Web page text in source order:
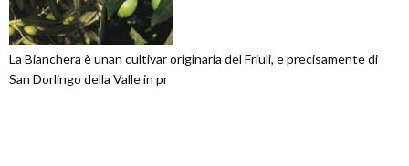
La Bianchera è unan cultivar originaria del Friuli, e precisamente di
San Dorlingo della Valle in pr